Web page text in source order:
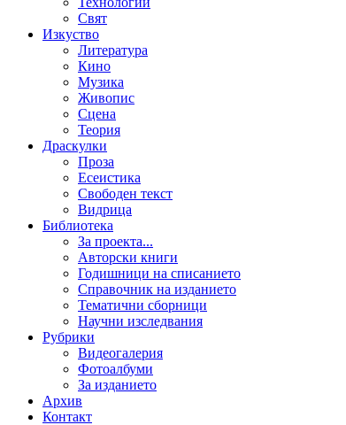
Свят
Изкуство
Литература
Кино
Музика
Живопис
Сцена
Теория
Драскулки
Проза
Есеистика
Свободен текст
Видрица
Библиотека
За проекта...
Авторски книги
Годишници на списанието
Справочник на изданието
Тематични сборници
Научни изследвания
Рубрики
Видеогалерия
Фотоалбуми
За изданието
Архив
Контакт